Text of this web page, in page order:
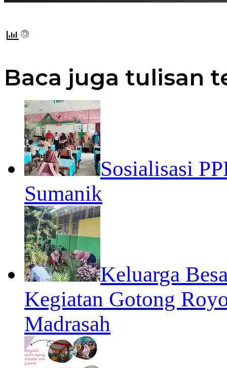
Baca juga tulisan
Sosialisasi
Sumanik
Keluarga
Kegiatan Gotong
Madrasah